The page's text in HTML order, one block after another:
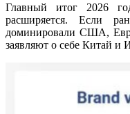
Главный итог 2026
расширяется. Если
доминировали США,
заявляют о себе Китай и